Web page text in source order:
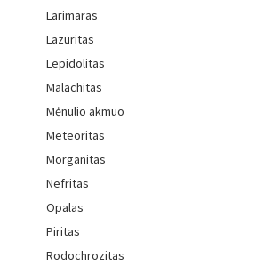
Larimaras
Lazuritas
Lepidolitas
Malachitas
Mėnulio akmuo
Meteoritas
Morganitas
Nefritas
Opalas
Piritas
Rodochrozitas